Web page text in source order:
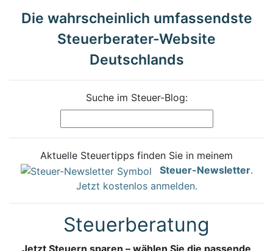
Die wahrscheinlich umfassendste
Steuerberater-Website
Deutschlands
Suche im Steuer-Blog:
Aktuelle Steuertipps finden Sie in meinem
Steuer-Newsletter.
Jetzt kostenlos anmelden.
Steuerberatung
Jetzt Steuern sparen – wählen Sie die passende